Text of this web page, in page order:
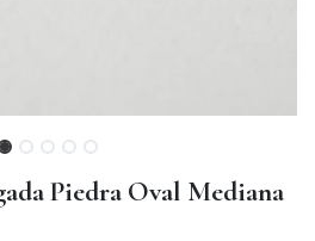
Piedra Oval Mediana